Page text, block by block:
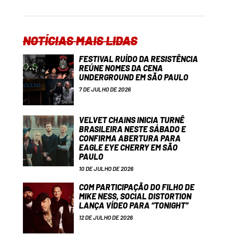
NOTÍCIAS MAIS LIDAS
FESTIVAL RUÍDO DA RESISTÊNCIA
REÚNE NOMES DA CENA
UNDERGROUND EM SÃO PAULO
7 DE JULHO DE 2026
VELVET CHAINS INICIA TURNÊ
BRASILEIRA NESTE SÁBADO E
CONFIRMA ABERTURA PARA
EAGLE EYE CHERRY EM SÃO
PAULO
10 DE JULHO DE 2026
COM PARTICIPAÇÃO DO FILHO DE
MIKE NESS, SOCIAL DISTORTION
LANÇA VÍDEO PARA “TONIGHT”
12 DE JULHO DE 2026